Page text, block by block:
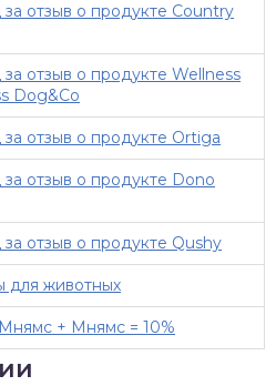
отзыв о продукте Country
отзыв о продукте Wellness
Dog&Co
отзыв о продукте Ortiga
отзыв о продукте Dono
отзыв о продукте Qushy
для животных
+ Мнямс = 10%